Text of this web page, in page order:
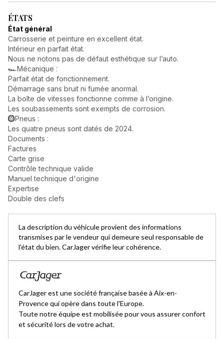
ÉTATS
État général
Carrosserie et peinture en excellent état.
Intérieur en parfait état.
Nous ne notons pas de défaut esthétique sur l’auto.
🏎️Mécanique :
Parfait état de fonctionnement.
Démarrage sans bruit ni fumée anormal.
La boîte de vitesses fonctionne comme à l’origine.
Les soubassements sont exempts de corrosion.
🛞Pneus :
Les quatre pneus sont datés de 2024.
Documents :
Factures
Carte grise
Contrôle technique valide
Manuel technique d'origine
Expertise
Double des clefs
La description du véhicule provient des informations
transmises par le vendeur qui demeure seul responsable de
l'état du bien. CarJager vérifie leur cohérence.
CarJager est une société française basée à Aix-en-
Provence qui opère dans toute l'Europe.
Toute notre équipe est mobilisée pour vous assurer confort
et sécurité lors de votre achat.